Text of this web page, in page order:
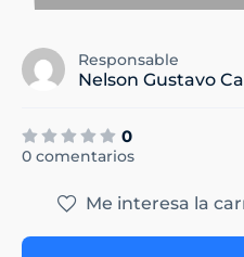
Responsable
Nelson Gustavo
0
0 comentarios
Me interesa la